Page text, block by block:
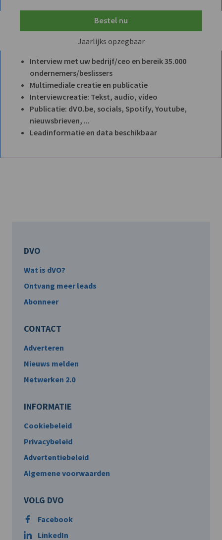
Bestel nu
Jaarlijks opzegbaar
Interview met uw bedrijf/ceo en bereik 35.000
ondernemers/beslissers
Multimediale creatie en publicatie
Interviewcreatie: Tekst, audio, video
Publicatie: dVO.be, socials, Spotify, Youtube,
nieuwsbrieven, ...
Leadinformatie en data beschikbaar
DVO
Wat is dVO?
Ontvang meer leads
Abonneer
CONTACT
Adverteren
Nieuws melden
Netwerken 2.0
INFORMATIE
Cookiebeleid
Privacybeleid
Advertentiebeleid
Algemene voorwaarden
VOLG DVO
Facebook
LinkedIn